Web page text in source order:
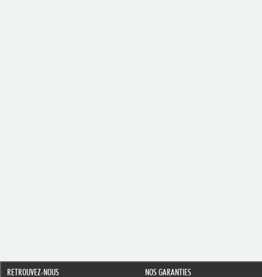
RETROUVEZ-NOUS NOS GARANTIES